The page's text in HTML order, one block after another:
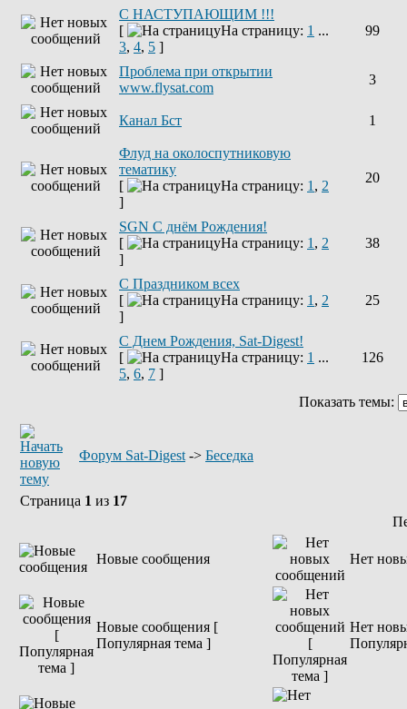
С НАСТУПАЮЩИМ !!!
[
На страницу: 1 ...
3, 4, 5 ]
99
Проблема при открытии
www.flysat.com
3
Канал Бст 1
Флуд на околоспутниковую
тематику
[
На страницу: 1 , 2
]
20
SGN C днём Рождения!
[
На страницу: 1 , 2
]
38
С Праздником всех
[
На страницу: 1 , 2
]
25
С Днем Рождения, Sat-Digest!
[
На страницу: 1 ...
5, 6, 7 ]
126
Показать темы:
Форум Sat-Digest -> Беседка
Страница 1 из 17
Новые сообщения Нет
Новые сообщения [
Популярная тема ]
Нет